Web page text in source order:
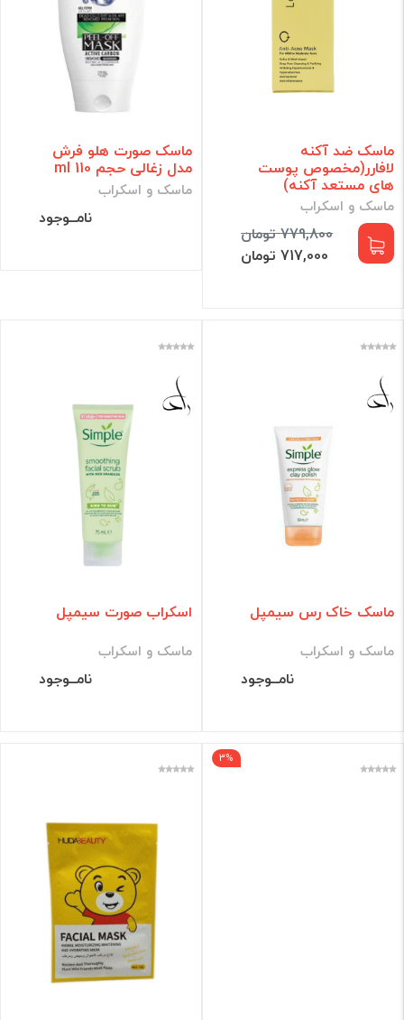
ماسک ضد آکنه
لافارر(مخصوص پوست
های مستعد آکنه)
ماسک و اسکراب
779,800 تومان
717,000 تومان
ماسک صورت هلو فرش
مدل زغالی حجم 110 ml
ماسک و اسکراب
نامــوجود
ماسک خاک رس سیمپل
ماسک و اسکراب
نامــوجود
اسکراب صورت سیمپل
ماسک و اسکراب
نامــوجود
3%